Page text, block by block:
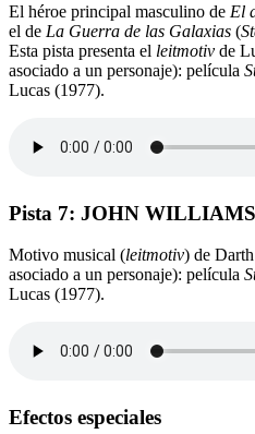
El héroe principal masculino de El
el de La Guerra de las Galaxias (
Esta pista presenta el leitmotiv de
asociado a un personaje): película
Lucas (1977).
Pista 7: JOHN WILLIAMS
Motivo musical (leitmotiv) de
asociado a un personaje): película
Lucas (1977).
Efectos especiales